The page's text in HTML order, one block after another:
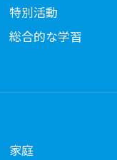
特別活動
総合的な学習
家庭